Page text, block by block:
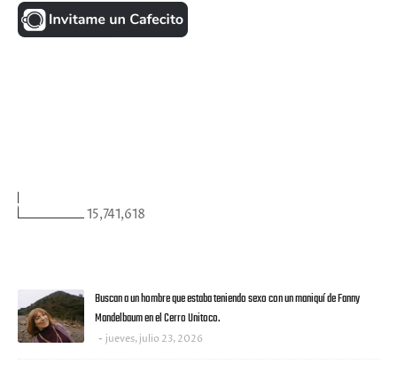
15,741,618
Buscan a un hombre que estaba teniendo sexo con un maniquí de Fanny
Mandelbaum en el Cerro Unitoco.
jueves, julio 23, 2026